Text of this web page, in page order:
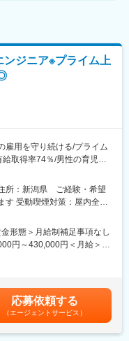
ンジニア※プライム上
雇用を守り続ける/プライム
取得率74％/男性の育児・
像の開発
ムの開発
年にスタートした同社
核として事業を展開してい
安定経営・生涯雇用を誇り
えます。請負・受託開発の
所：新潟県 ご経験・希望
す 受動喫煙対策：屋内全面
形態＞月給制補足事項なし
円～430,000円＜月給＞
円（33歳、マネージ
37歳、マネージャー、入社
あり、選考を通じて上下す
手当を含めた表記です。
応募依頼する
（エージェントサービス）